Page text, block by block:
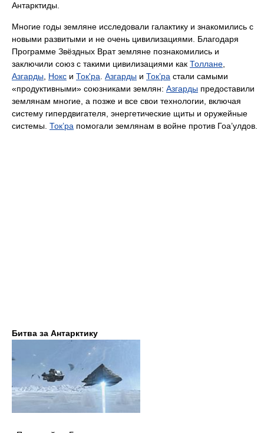
Антарктиды.
Многие годы земляне исследовали галактику и знакомились с
новыми развитыми и не очень цивилизациями. Благодаря
Программе Звёздных Врат земляне познакомились и
заключили союз с такими цивилизациями как Толлане
Азгарды
Нокс и Ток'ра Азгарды и Ток’ра стали самыми
«продуктивными» союзниками землян: Азгарды предоставили
землянам многие, а позже и все свои технологии, включая
систему гипердвигателя, энергетические щиты и оружейные
системы. Ток’ра помогали землянам в войне против Гоа’улдов.
Битва за Антарктику